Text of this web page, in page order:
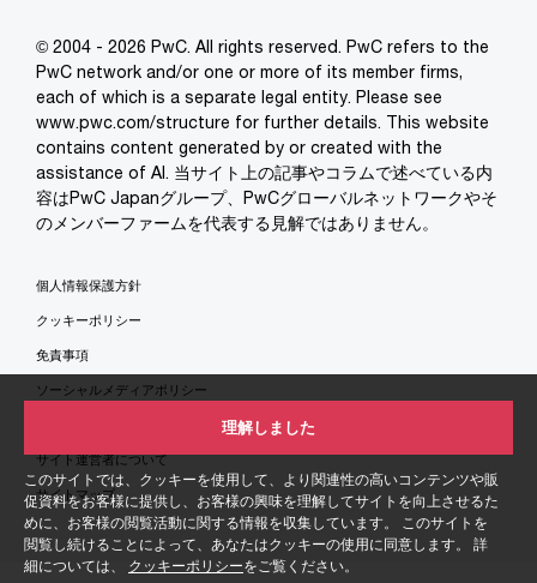
このサイトでは、クッキーを使用して、より関連性の高いコンテンツや販
促資料をお客様に提供し、お客様の興味を理解してサイトを向上させるた
めに、お客様の閲覧活動に関する情報を収集しています。 このサイトを
閲覧し続けることによって、あなたはクッキーの使用に同意します。 詳
細については、 クッキーポリシーをご覧ください。
理解しました
© 2004 - 2026 PwC. All rights reserved. PwC refers to the
PwC network and/or one or more of its member firms,
each of which is a separate legal entity. Please see
www.pwc.com/structure for further details. This website
contains content generated by or created with the
assistance of AI. 当サイト上の記事やコラムで述べている内
容はPwC Japanグループ、PwCグローバルネットワークやそ
のメンバーファームを代表する見解ではありません。
個人情報保護方針
クッキーポリシー
免責事項
ソーシャルメディアポリシー
サイト運営者について
サイトマップ